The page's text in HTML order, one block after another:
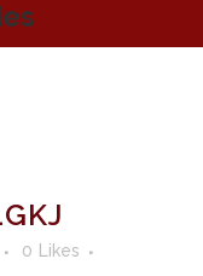
0 Likes